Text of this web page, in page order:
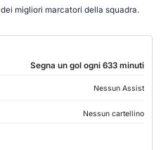
dei migliori marcatori della squadra.
Segna un gol ogni 633 minuti
Nessun Assist
Nessun cartellino